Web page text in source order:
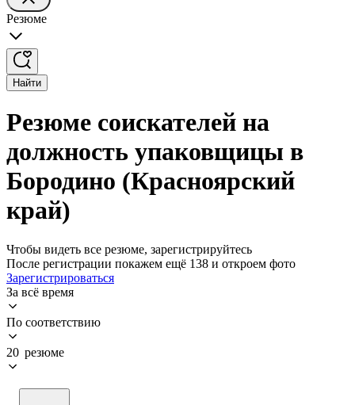
Резюме
Найти
Резюме соискателей на
должность упаковщицы в
Бородино (Красноярский
край)
Чтобы видеть все резюме, зарегистрируйтесь
После регистрации покажем ещё 138 и откроем фото
Зарегистрироваться
За всё время
По соответствию
20 резюме